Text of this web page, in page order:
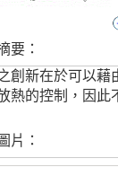
要：
創新在於可以藉
熱的控制，因此
片：